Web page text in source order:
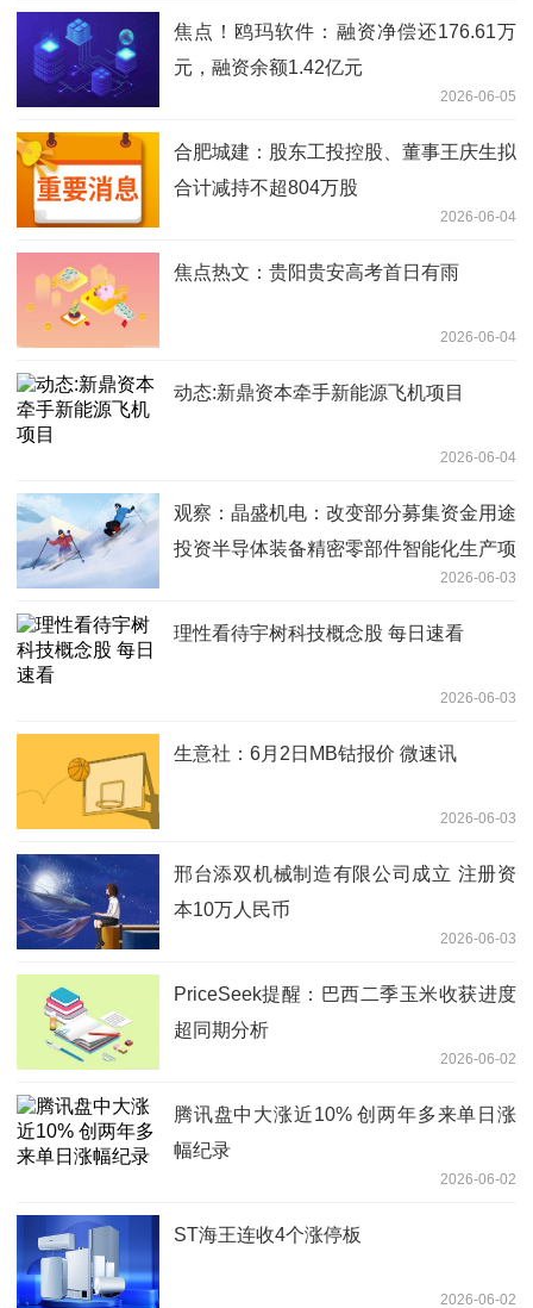
焦点！鸥玛软件：融资净偿还176.61万
元，融资余额1.42亿元
2026-06-05
合肥城建：股东工投控股、董事王庆生拟
合计减持不超804万股
2026-06-04
焦点热文：贵阳贵安高考首日有雨
2026-06-04
动态:新鼎资本牵手新能源飞机项目
2026-06-04
观察：晶盛机电：改变部分募集资金用途
投资半导体装备精密零部件智能化生产项
2026-06-03
理性看待宇树科技概念股 每日速看
2026-06-03
生意社：6月2日MB钴报价 微速讯
2026-06-03
邢台添双机械制造有限公司成立 注册资
本10万人民币
2026-06-03
PriceSeek提醒：巴西二季玉米收获进度
超同期分析
2026-06-02
腾讯盘中大涨近10% 创两年多来单日涨
幅纪录
2026-06-02
ST海王连收4个涨停板
2026-06-02